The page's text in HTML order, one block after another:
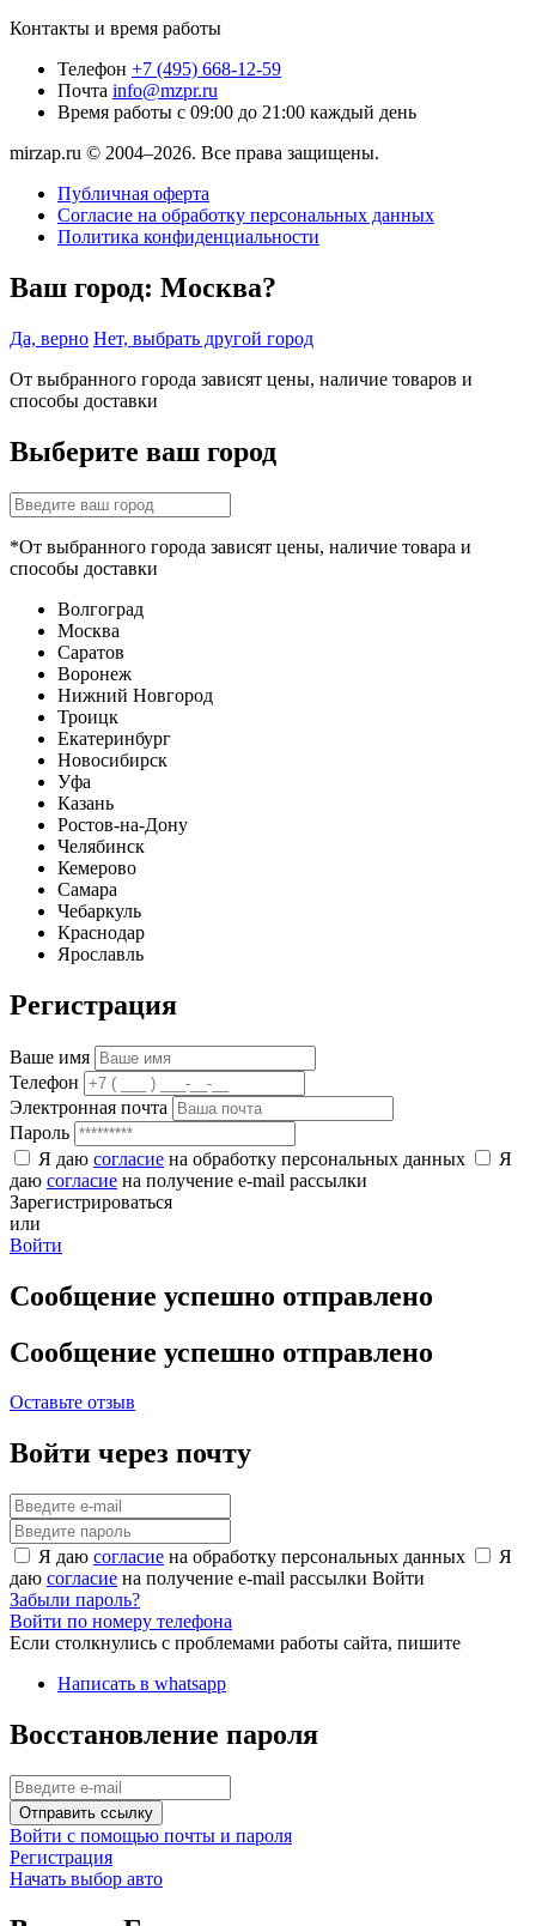
Контакты и время работы
Телефон +7 (495) 668-12-59
Почта info@mzpr.ru
Время работы с 09:00 до 21:00 каждый день
mirzap.ru © 2004–2026. Все права защищены.
Публичная оферта
Согласие на обработку персональных данных
Политика конфиденциальности
Ваш город: Москва?
Да, верно Нет, выбрать другой город
От выбранного города зависят цены, наличие товаров и
способы доставки
Выберите ваш город
*От выбранного города зависят цены, наличие товара и
способы доставки
Волгоград
Москва
Саратов
Воронеж
Нижний Новгород
Троицк
Екатеринбург
Новосибирск
Уфа
Казань
Ростов-на-Дону
Челябинск
Кемерово
Самара
Чебаркуль
Краснодар
Ярославль
Регистрация
Ваше имя
Телефон
Электронная почта
Пароль
Я даю согласие на обработку персональных данных
Я
даю согласие на получение e-mail рассылки
Зарегистрироваться
или
Войти
Сообщение успешно отправлено
Сообщение успешно отправлено
Оставьте отзыв
Войти через почту
Я даю согласие на обработку персональных данных
Я
даю согласие на получение e-mail рассылки Войти
Забыли пароль?
Войти по номеру телефона
Если столкнулись с проблемами работы сайта, пишите
Написать в whatsapp
Восстановление пароля
Отправить ссылку
Войти с помощью почты и пароля
Регистрация
Начать выбор авто